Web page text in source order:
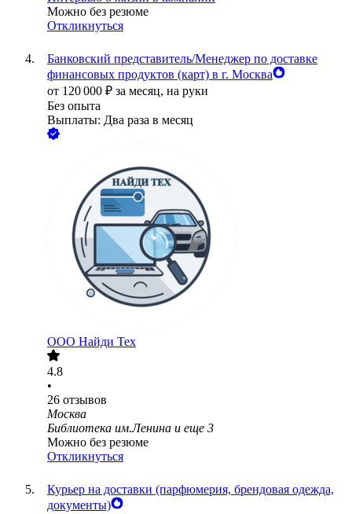
Можно без резюме
Откликнуться
Банковский представитель/Менеджер по доставке
финансовых продуктов (карт) в г. Москва
от 120 000 ₽ за месяц, на руки
Без опыта
Выплаты: Два раза в месяц
ООО Найди Тех
4.8
•
26 отзывов
Москва
Библиотека им.Ленина и еще 3
Можно без резюме
Откликнуться
Курьер на доставки (парфюмерия, брендовая одежда,
документы)